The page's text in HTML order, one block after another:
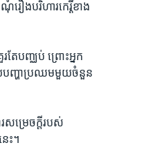
ង​បរិហារ​កេរ្តិ៍ខាង​
តែ​បញ្ឈប់​ ព្រោះ​អ្នក​
យ​បញ្ហា​ប្រឈម​មួយ​ចំនួន
សម្រេច​ក្តី​របស់​
ះ។